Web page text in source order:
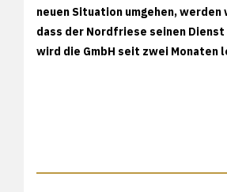
neuen Situation umgehen,
dass der Nordfriese seinen
wird die GmbH seit zwei